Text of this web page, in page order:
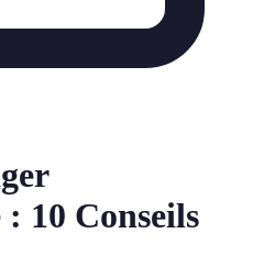
10 Conseils